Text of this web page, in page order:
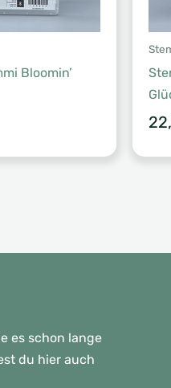
Bloomin’
es schon lange
du hier auch